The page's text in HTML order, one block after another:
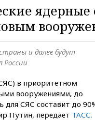
и далее будут
России
в приоритетном
вооружениями, до
для СЯС составит до
Путин, передает ТАСС.